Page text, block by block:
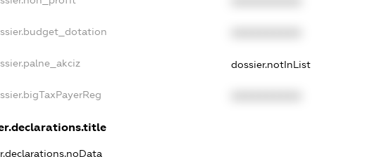
dossier.notInList